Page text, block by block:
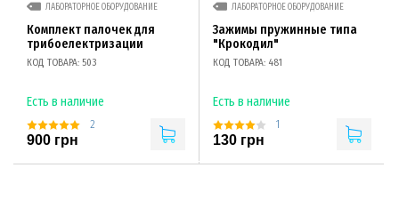
ЛАБОРАТОРНОЕ ОБОРУДОВАНИЕ
Комплект палочек для
трибоелектризации
КОД ТОВАРА: 503
Есть в наличие
2
900 грн
ЛАБОРАТОРНОЕ ОБОРУДОВАНИЕ
Зажимы пружинные типа
"Крокодил"
КОД ТОВАРА: 481
Есть в наличие
1
130 грн